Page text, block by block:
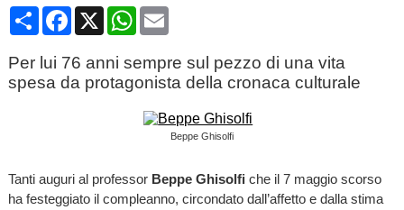
CondividiFacebook
X WhatsApp
Email
Per lui 76 anni sempre sul pezzo di una vita
spesa da protagonista della cronaca culturale
Beppe Ghisolfi
Tanti auguri al professor Beppe Ghisolfi che il 7 maggio scorso
ha festeggiato il compleanno, circondato dall’affetto e dalla stima